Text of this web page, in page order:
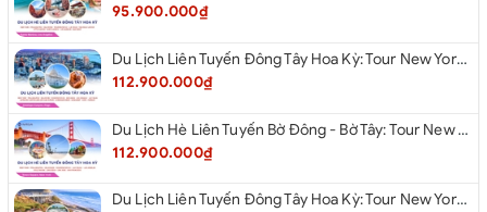
95.900.000₫
Du Lịch Liên Tuyến Đông Tây Hoa Kỳ: Tour New York - Philadelphia - Delaware - Washington Dc - San Diego - Los Angeles - Las Vegas - Antelope Canyon (Hẻm Núi Linh Dương) - Horseshoe Bend - Monument - Page - Phoenix Từ Hà Nội 2026
112.900.000₫
Du Lịch Hè Liên Tuyến Bờ Đông - Bờ Tây: Tour New York - Philadelphia - Delaware - Washington Dc - Las Vegas - Los Angeles - Hollywood - San Diego - San Jose - San Francisco - Từ Hà Nội 2026
112.900.000₫
Du Lịch Liên Tuyến Đông Tây Hoa Kỳ: Tour New York - Boston - New Hampshire - Artist’s Bluff - Echo Lake Kancamagus Highway - White Mountains - Albany - Buffalo - Niagara Falls Corning - Washington Dc - Las Vegas - Red Rock Canyon - Los Angeles - San Diego Từ Hà Nội 2026